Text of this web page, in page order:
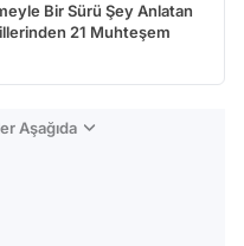
Bir Sürü Şey Anlatan
21 Muhteşem
Aşağıda